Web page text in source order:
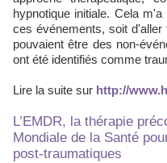
hypnotique initiale. Cela
ces événements, soit
pouvaient être des non-
ont été identifiés comme
Lire la suite sur http://
L’EMDR, la thérapie
Mondiale de la Santé
post-traumatiques